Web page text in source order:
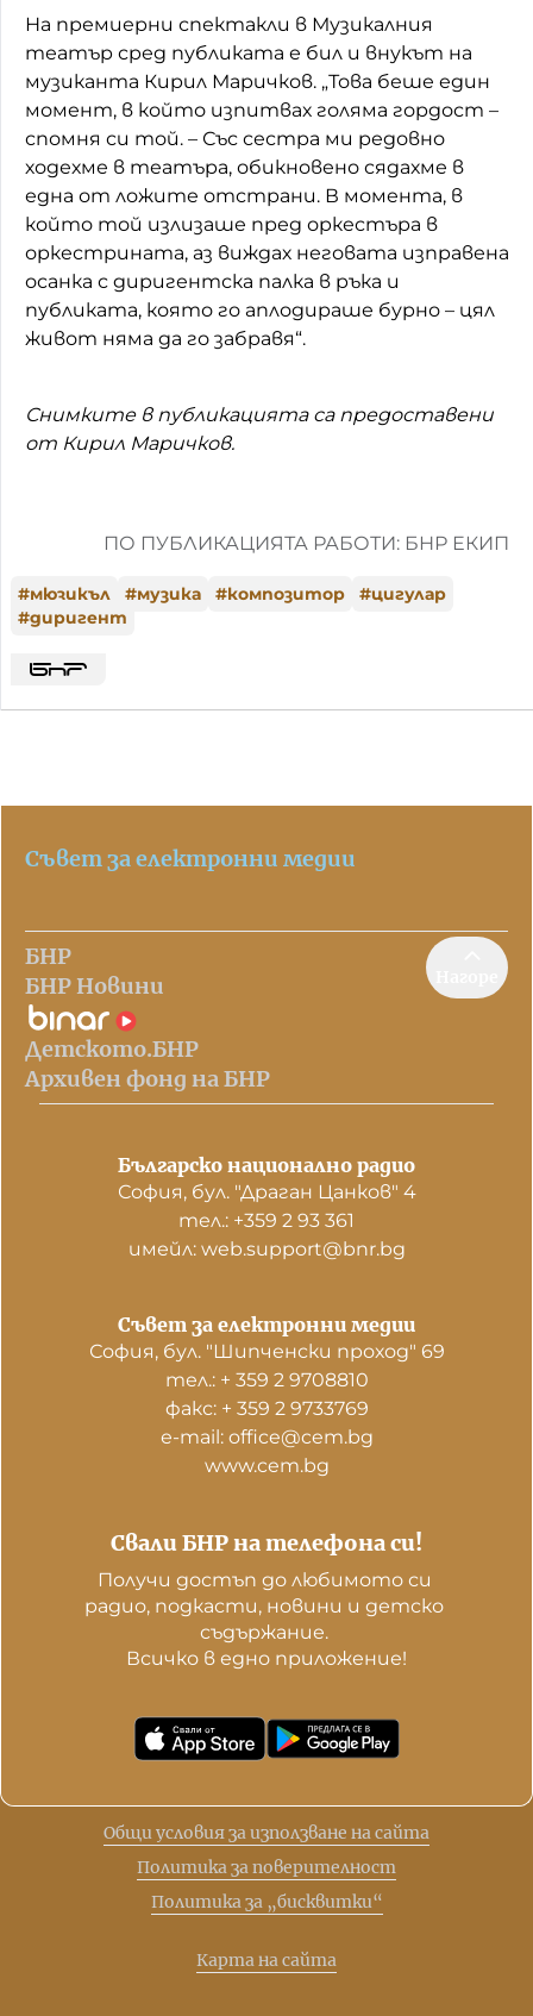
На премиерни спектакли в Музикалния
театър сред публиката е бил и внукът на
музиканта Кирил Маричков. „Това беше един
момент, в който изпитвах голяма гордост –
спомня си той. – Със сестра ми редовно
ходехме в театъра, обикновено сядахме в
една от ложите отстрани. В момента, в
който той излизаше пред оркестъра в
оркестрината, аз виждах неговата изправена
осанка с диригентска палка в ръка и
публиката, която го аплодираше бурно – цял
живот няма да го забравя“.
Снимките в публикацията са предоставени
от Кирил Маричков.
ПО ПУБЛИКАЦИЯТА РАБОТИ: БНР ЕКИП
#мюзикъл #музика #композитор #цигулар
#диригент
Съвет за електронни медии
БНР
БНР Новини
Детското.БНР
Архивен фонд на БНР
Българско национално радио
София, бул. "Драган Цанков" 4
тел.: +359 2 93 361
имейл: web.support@bnr.bg
Свали БНР на телефона си!
Получи достъп до любимото си
радио, подкасти, новини и детско
съдържание.
Всичко в едно приложение!
Съвет за електронни медии
София, бул. "Шипченски проход" 69
тел.: + 359 2 9708810
факс: + 359 2 9733769
е-mail: office@cem.bg
www.cem.bg
Общи условия за използване на сайта
Политика за поверителност
Политика за „бисквитки“
Карта на сайта